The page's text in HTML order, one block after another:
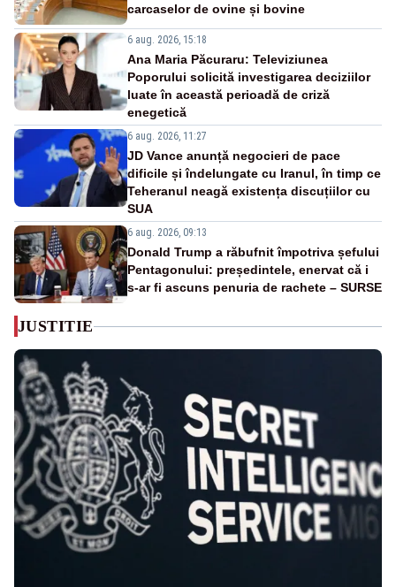
carcaselor de ovine și bovine
6 aug. 2026, 15:18
Ana Maria Păcuraru: Televiziunea
Poporului solicită investigarea deciziilor
luate în această perioadă de criză
enegetică
6 aug. 2026, 11:27
JD Vance anunță negocieri de pace
dificile și îndelungate cu Iranul, în timp ce
Teheranul neagă existența discuțiilor cu
SUA
6 aug. 2026, 09:13
Donald Trump a răbufnit împotriva șefului
Pentagonului: președintele, enervat că i
s-ar fi ascuns penuria de rachete – SURSE
JUSTITIE